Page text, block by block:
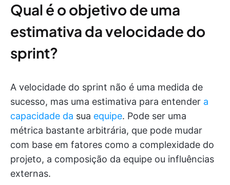
Qual é o objetivo de uma
estimativa da velocidade do
sprint?
A velocidade do sprint não é uma medida de
sucesso, mas uma estimativa para entender a
capacidade da sua equipe. Pode ser uma
métrica bastante arbitrária, que pode mudar
com base em fatores como a complexidade do
projeto, a composição da equipe ou influências
externas.